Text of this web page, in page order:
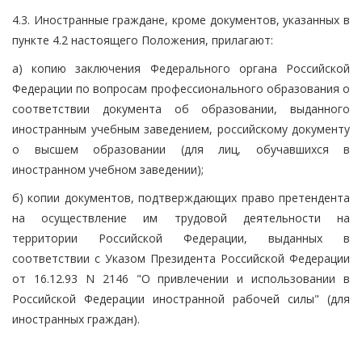
4.3. Иностранные граждане, кроме документов, указанных в
пункте 4.2 настоящего Положения, прилагают:
а) копию заключения Федерального органа Российской
Федерации по вопросам профессионального образования о
соответствии документа об образовании, выданного
иностранным учебным заведением, российскому документу
о высшем образовании (для лиц, обучавшихся в
иностранном учебном заведении);
б) копии документов, подтверждающих право претендента
на осуществление им трудовой деятельности на
территории Российской Федерации, выданных в
соответствии с Указом Президента Российской Федерации
от 16.12.93 N 2146 "О привлечении и использовании в
Российской Федерации иностранной рабочей силы" (для
иностранных граждан).